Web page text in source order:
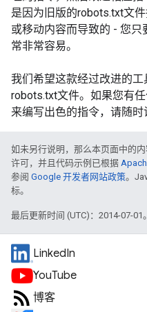
是因为旧版的robots.txt文
或移动内容而导致的 - 您
常非常容易。
我们希望这款经过改进的
robots.txt文件。如果您有
来编写出色的指令，请随时
如未另行说明，那么本页面中的
许可，并且代码示例已根据
参阅 Google 开发者网站政策。
标。
最后更新时间 (UTC)：2014-07-01。
LinkedIn
YouTube
博客